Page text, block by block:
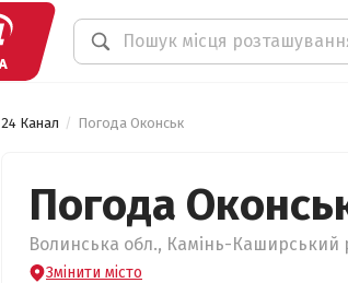
24 Канал Погода Оконськ
Погода
Волинська обл., Камінь-Каширський
Змінити місто